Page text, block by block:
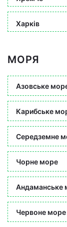
Харків
МОРЯ
Азовське
Карибське
Середземне
Чорне море
Андаманське
Червоне море